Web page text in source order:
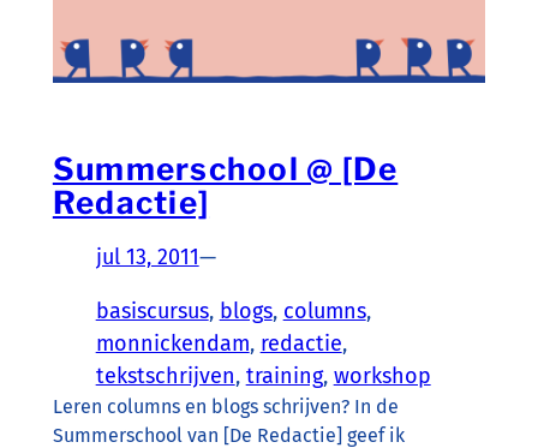
Summerschool @ [De
Redactie]
jul 13, 2011—
basiscursus, blogs, columns,
monnickendam, redactie ,
tekstschrijven, training, workshop
Leren columns en blogs schrijven? In de
Summerschool van [De Redactie] geef ik